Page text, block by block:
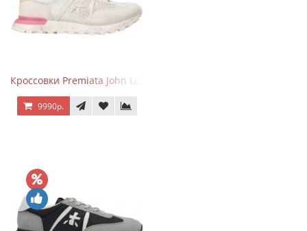
Кроссовки Premiata John Low Gray Pink
9990р.